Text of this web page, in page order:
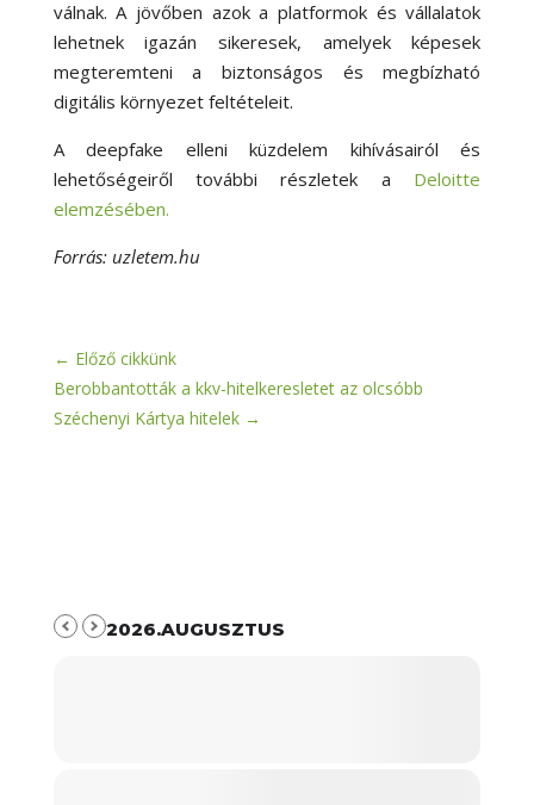
válnak. A jövőben azok a platformok és vállalatok
lehetnek igazán sikeresek, amelyek képesek
megteremteni a biztonságos és megbízható
digitális környezet feltételeit.
A deepfake elleni küzdelem kihívásairól és
lehetőségeiről további részletek a Deloitte
elemzésében.
Forrás: uzletem.hu
← Előző cikkünk
Berobbantották a kkv-hitelkeresletet az olcsóbb
Széchenyi Kártya hitelek→
2026.AUGUSZTUS